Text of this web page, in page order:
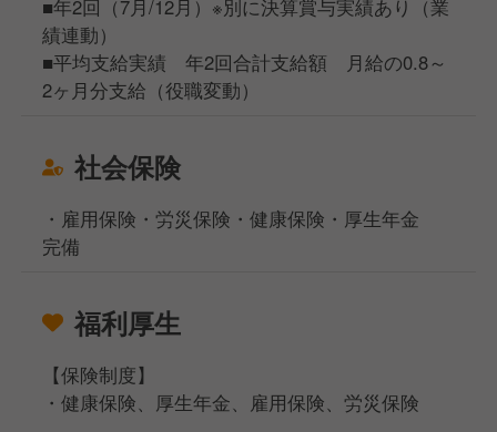
■年2回（7月/12月）※別に決算賞与実績あり（業
績連動）
■平均支給実績 年2回合計支給額 月給の0.8～
2ヶ月分支給（役職変動）
社会保険
・雇用保険・労災保険・健康保険・厚生年金
完備
福利厚生
【保険制度】
・健康保険、厚生年金、雇用保険、労災保険